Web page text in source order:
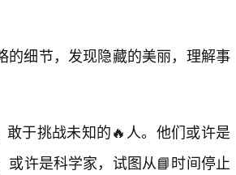
的细节，发现隐藏的美丽，理解事
敢于挑战未知的🔥人。他们或许是
或许是科学家，试图从📘时间停止